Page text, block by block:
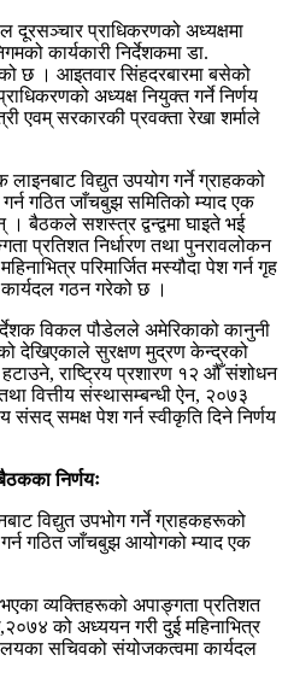
दूरसञ्चार प्राधिकरणको अध्यक्षमा
कार्यकारी निर्देशकमा डा.
छ । आइतवार सिंहदरबारमा बसेको
अध्यक्ष नियुक्त गर्ने निर्णय
एवम् सरकारकी प्रवक्ता रेखा शर्माले
विद्युत उपयोग गर्ने ग्राहकको
गठित जाँचबुझ समितिको म्याद एक
। बैठकले सशस्त्र द्वन्द्वमा घाइते भई
प्रतिशत निर्धारण तथा पुनरावलोकन
परिमार्जित मस्यौदा पेश गर्न गृह
गठन गरेको छ ।
विकल पौडेलले अमेरिकाको कानुनी
देखिएकाले सुरक्षण मुद्रण केन्द्रको
हटाउने, राष्ट्रिय प्रशारण १२ औँ संशोधन
वित्तीय संस्थासम्बन्धी ऐन, २०७३
समक्ष पेश गर्न स्वीकृति दिने निर्णय
निर्णयः
विद्युत उपभोग गर्ने ग्राहकहरूको
गठित जाँचबुझ आयोगको म्याद एक
भएका व्यक्तिहरूको अपाङ्गता प्रतिशत
को अध्ययन गरी दुई महिनाभित्र
सचिवको संयोजकत्वमा कार्यदल